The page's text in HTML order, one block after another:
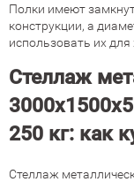
Полки имеют
конструкции, а
использовать их
Стеллаж
250 кг: как
Стеллаж